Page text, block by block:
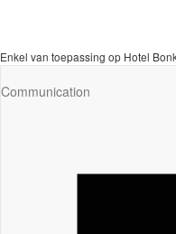
Enkel van toepassing op Hotel
Communication